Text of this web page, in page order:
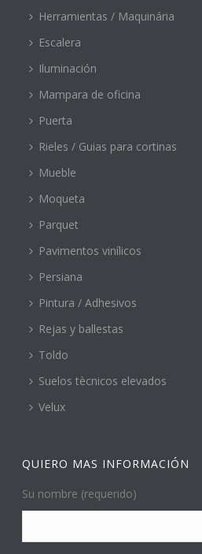
Herramientas / Maquinária
Escalera
Iluminación
Mampara de oficina
Puerta
Rieles / Guias para cortinas
Mueble
Moqueta
Parquet
Pavimentos vinílicos
Persiana
Pintura / Adhesivos
Rejas y ballestas
Toldo
Suelos tècnicos elevados
Velux
QUIERO MAS INFORMACIÓN
Su nombre (requerido)